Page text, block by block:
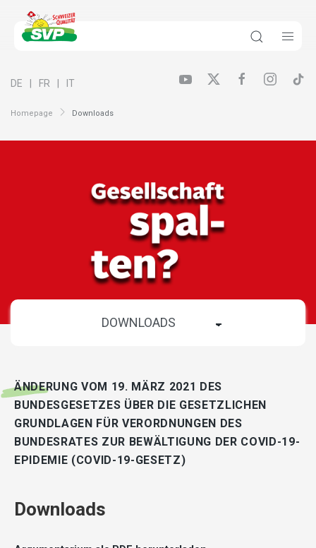
Homepage Downloads
DE FR IT
ÄNDERUNG VOM 19. MÄRZ 2021 DES
BUNDESGESETZES ÜBER DIE GESETZLICHEN
GRUNDLAGEN FÜR VERORDNUNGEN DES
BUNDESRATES ZUR BEWÄLTIGUNG DER COVID-19-
EPIDEMIE (COVID-19-GESETZ)
Downloads